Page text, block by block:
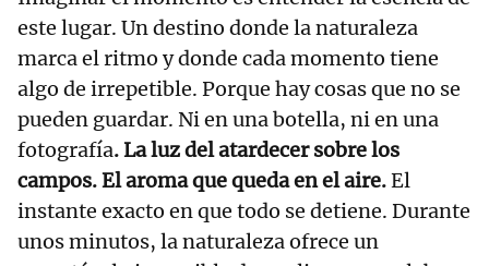
este lugar. Un destino donde la naturaleza
marca el ritmo y donde cada momento tiene
algo de irrepetible. Porque hay cosas que no se
pueden guardar. Ni en una botella, ni en una
fotografía. La luz del atardecer sobre los
campos. El aroma que queda en el aire.El
instante exacto en que todo se detiene. Durante
unos minutos, la naturaleza ofrece un